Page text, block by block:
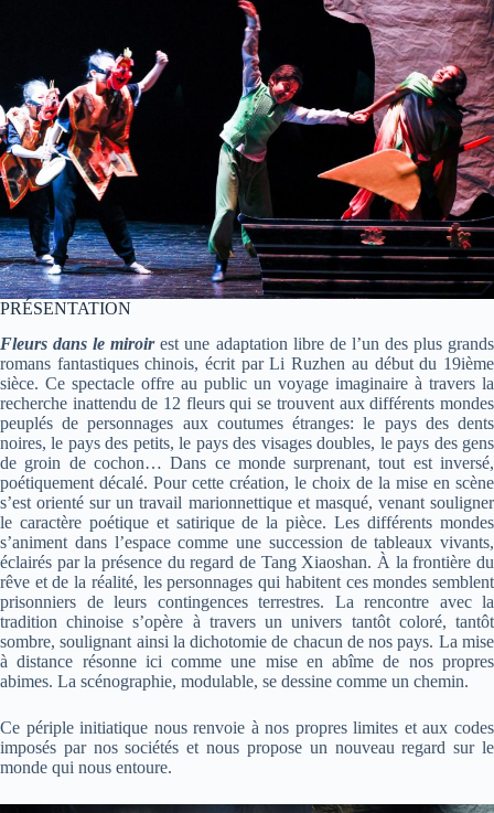
PRÉSENTATION
Fleurs dans le miroirest une adaptation libre de l’un des plus grands
romans fantastiques chinois, écrit par Li Ruzhen au début du 19ième
sièce. Ce spectacle offre au public un voyage imaginaire à travers la
recherche inattendu de 12 fleurs qui se trouvent aux différents mondes
peuplés de personnages aux coutumes étranges: le pays des dents
noires, le pays des petits, le pays des visages doubles, le pays des gens
de groin de cochon… Dans ce monde surprenant, tout est inversé,
poétiquement décalé. Pour cette création, le choix de la mise en scène
s’est orienté sur un travail marionnettique et masqué, venant souligner
le caractère poétique et satirique de la pièce. Les différents mondes
s’animent dans l’espace comme une succession de tableaux vivants,
éclairés par la présence du regard de Tang Xiaoshan. À la frontière du
rêve et de la réalité, les personnages qui habitent ces mondes semblent
prisonniers de leurs contingences terrestres. La rencontre avec la
tradition chinoise s’opère à travers un univers tantôt coloré, tantôt
sombre, soulignant ainsi la dichotomie de chacun de nos pays. La mise
à distance résonne ici comme une mise en abîme de nos propres
abimes. La scénographie, modulable, se dessine comme un chemin.
Ce périple initiatique nous renvoie à nos propres limites et aux codes
imposés par nos sociétés et nous propose un nouveau regard sur le
monde qui nous entoure.